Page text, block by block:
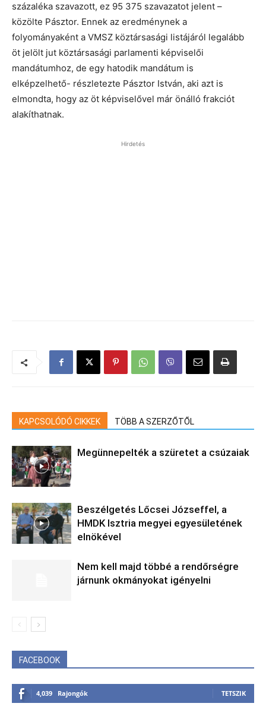
százaléka szavazott, ez 95 375 szavazatot jelent –
közölte Pásztor. Ennek az eredménynek a
folyományaként a VMSZ köztársasági listájáról legalább
öt jelölt jut köztársasági parlamenti képviselői
mandátumhoz, de egy hatodik mandátum is
elképzelhető- részletezte Pásztor István, aki azt is
elmondta, hogy az öt képviselővel már önálló frakciót
alakíthatnak.
Hirdetés
KAPCSOLÓDÓ CIKKEK TÖBB A SZERZŐTŐL
Megünnepelték a szüretet a csúzaiak
Beszélgetés Lőcsei Józseffel, a
HMDK Isztria megyei egyesületének
elnökével
Nem kell majd többé a rendőrségre
járnunk okmányokat igényelni
FACEBOOK
4,039 Rajongók TETSZIK